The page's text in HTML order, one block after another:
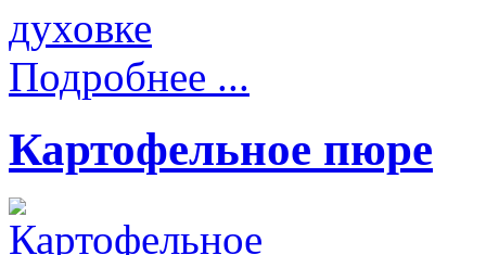
Подробнее ...
Картофельное пюре